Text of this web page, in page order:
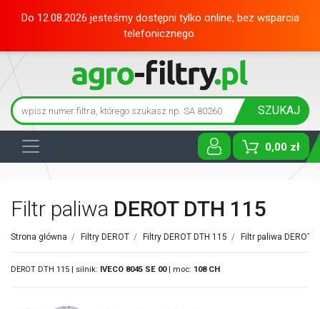
Do 12.08.2026 jesteśmy dostępni tylko online, bez wsparcia
telefonicznego.
SZUKAJ
0,00 zł
Toggle
Filtr paliwa DEROT DTH 115
Strona główna / Filtry DEROT / Filtry DEROT DTH 115 / Filtr paliwa DEROT
DEROT DTH 115 | silnik: IVECO 8045 SE 00| moc: 108 CH